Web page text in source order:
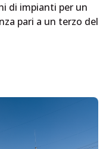
di impianti per un
pari a un terzo del